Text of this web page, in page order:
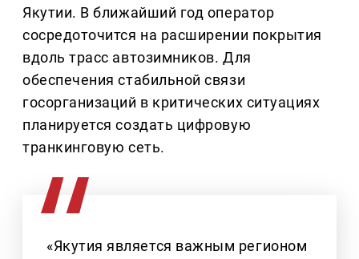
Якутии. В ближайший год оператор
сосредоточится на расширении покрытия
вдоль трасс автозимников. Для
обеспечения стабильной связи
госорганизаций в критических ситуациях
планируется создать цифровую
транкинговую сеть.
«Якутия является важным регионом